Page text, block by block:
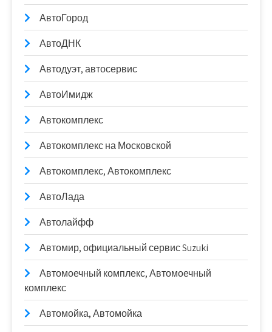
АвтоГород
АвтоДНК
Автодуэт, автосервис
АвтоИмидж
Автокомплекс
Автокомплекс на Московской
Автокомплекс, Автокомплекс
АвтоЛада
Автолайфф
Автомир, официальный сервис Suzuki
Автомоечный комплекс, Автомоечный
комплекс
Автомойка, Автомойка